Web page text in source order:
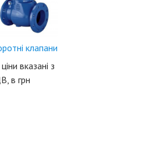
клапани
ціни вказані з
в грн